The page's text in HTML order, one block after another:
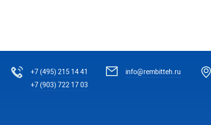
+7 (495) 215 14 41
+7 (903) 722 17 03
info@rembitteh.ru